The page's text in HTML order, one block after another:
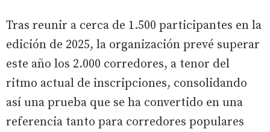
Tras reunir a cerca de 1.500 participantes en la
edición de 2025, la organización prevé superar
este año los 2.000 corredores, a tenor del
ritmo actual de inscripciones, consolidando
así una prueba que se ha convertido en una
referencia tanto para corredores populares